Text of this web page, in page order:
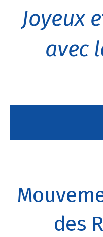
Joyeux
avec
des